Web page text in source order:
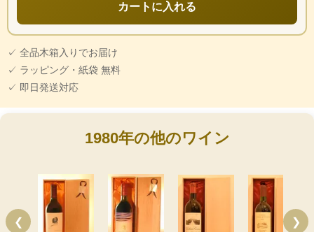
カートに入れる
✓ 全品木箱入りでお届け
✓ ラッピング・紙袋 無料
✓ 即日発送対応
1980年の他のワイン
❮ ❯